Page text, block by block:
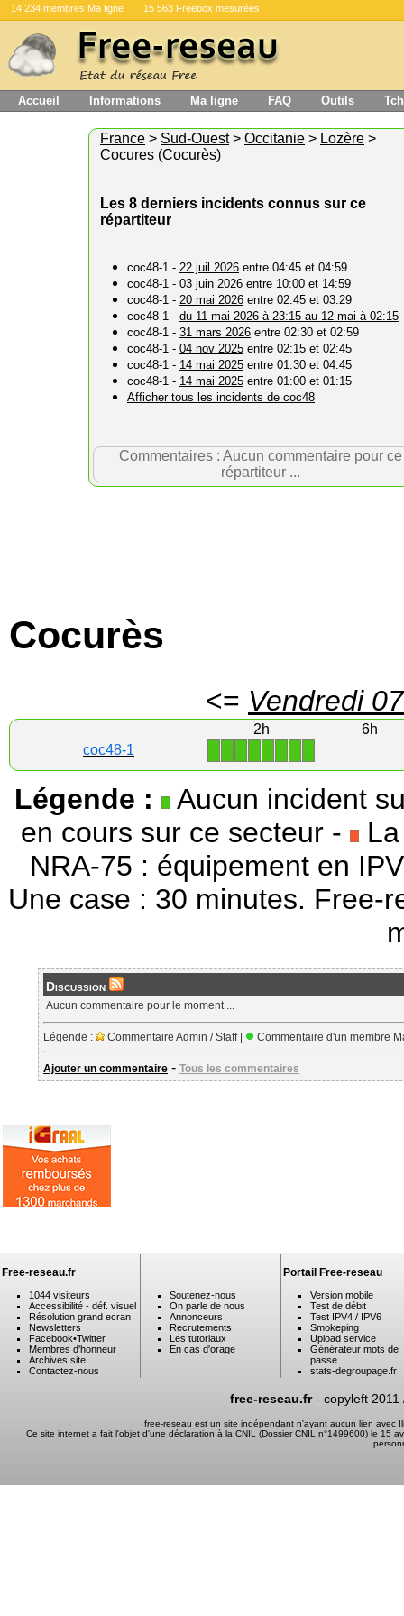
14 234 membres Ma ligne 15 563 Freebox mesurées
Accueil Informations Ma ligne FAQ Outils
France > Sud-Ouest> Occitanie > Lozère >
Cocures (Cocurès)
Les 8 derniers incidents connus sur ce
répartiteur
coc48-1 - 22 juil 2026 entre 04:45 et 04:59
coc48-1 - 03 juin 2026 entre 10:00 et 14:59
coc48-1 - 20 mai 2026 entre 02:45 et 03:29
coc48-1 - du 11 mai 2026 à 23:15 au 12 mai à 02:15
coc48-1 - 31 mars 2026 entre 02:30 et 02:59
coc48-1 - 04 nov 2025 entre 02:15 et 02:45
coc48-1 - 14 mai 2025 entre 01:30 et 04:45
coc48-1 - 14 mai 2025 entre 01:00 et 01:15
Afficher tous les incidents de coc48
Commentaires : Aucun commentaire pour ce
répartiteur ...
Cocurès
<= Vendredi
2h
6h
coc48-1
Légende :
Aucun incident
en cours sur ce secteur - La
NRA-75 : équipement en
Une case : 30 minutes. Free-
Discussion
Aucun commentaire pour le moment ...
Légende : Commentaire Admin / Staff | Commentaire d'un membre
Ajouter un commentaire - Tous les commentaires
Free-reseau.fr
1044 visiteurs
Accessibilité - déf. visuel
Résolution grand ecran
Newsletters
Facebook•Twitter
Membres d'honneur
Archives site
Contactez-nous
Soutenez-nous
On parle de nous
Annonceurs
Recrutements
Les tutoriaux
En cas d'orage
Portail Free-reseau
Version mobile
Test de débit
Test IPV4 / IPV6
Smokeping
Upload service
Générateur mots de
passe
stats-degroupage.fr
free-reseau.fr- copyleft 2011
free-reseau est un site indépendant n'ayant aucun lien avec
Ce site internet a fait l'objet d'une déclaration à la CNIL (Dossier CNIL n°1499600) le 15